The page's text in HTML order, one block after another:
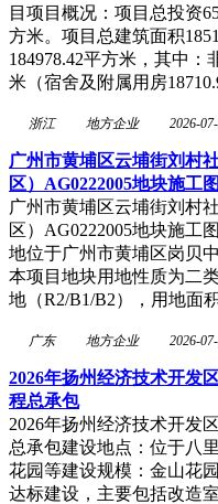
目项目概况：项目总投资
方米。项目总建筑面积
184978.42平方米，其中：
米（宿舍及附属用房
浙江 地方企业 2026-
广州市黄埔区云埔街刘村
区）AG0222005地块施工
广州市黄埔区云埔街刘村
区）AG0222005地块施工
地位于广州市黄埔区岗贝
本项目地块用地性质为二
地（R2/B1/B2），用地面
广东 地方企业 2026-
2026年扬州经济技术开发
程总承包
2026年扬州经济技术开发
总承包建设地点：位于八
花园等建设规模：金山花
达标建设，主要包括改造